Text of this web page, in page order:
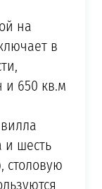
на
в
и 650 кв.м
и шесть
столовую